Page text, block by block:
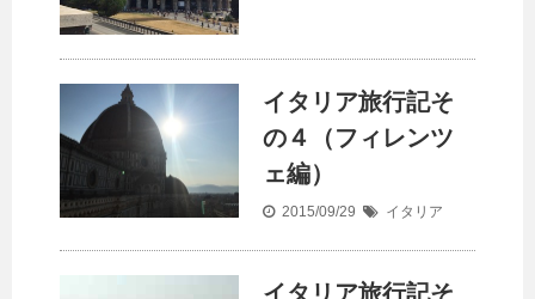
イタリア旅行記そ
の４（フィレンツ
ェ編）
2015/09/29 イタリア
イタリア旅行記そ